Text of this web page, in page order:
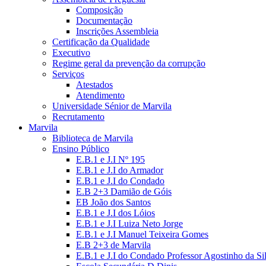
Composição
Documentação
Inscrições Assembleia
Certificação da Qualidade
Executivo
Regime geral da prevenção da corrupção
Serviços
Atestados
Atendimento
Universidade Sénior de Marvila
Recrutamento
Marvila
Biblioteca de Marvila
Ensino Público
E.B.1 e J.I Nº 195
E.B.1 e J.I do Armador
E.B.1 e J.I do Condado
E.B 2+3 Damião de Góis
EB João dos Santos
E.B.1 e J.I dos Lóios
E.B.1 e J.I Luiza Neto Jorge
E.B.1 e J.I Manuel Teixeira Gomes
E.B 2+3 de Marvila
E.B.1 e J.I do Condado Professor Agostinho da